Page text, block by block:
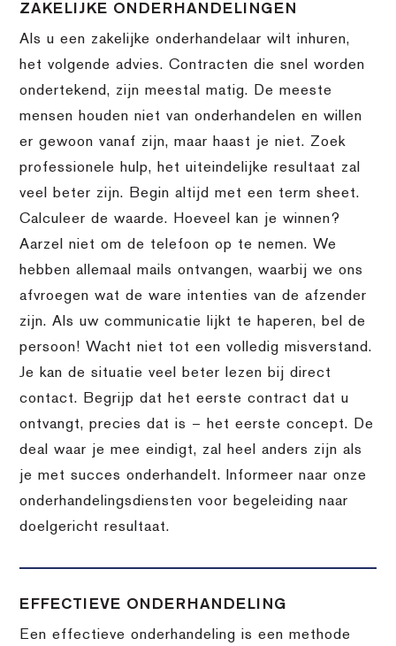
ZAKELIJKE ONDERHANDELINGEN
Als u een zakelijke onderhandelaar wilt inhuren,
het volgende advies. Contracten die snel worden
ondertekend, zijn meestal matig. De meeste
mensen houden niet van onderhandelen en willen
er gewoon vanaf zijn, maar haast je niet. Zoek
professionele hulp, het uiteindelijke resultaat zal
veel beter zijn. Begin altijd met een term sheet.
Calculeer de waarde. Hoeveel kan je winnen?
Aarzel niet om de telefoon op te nemen. We
hebben allemaal mails ontvangen, waarbij we ons
afvroegen wat de ware intenties van de afzender
zijn. Als uw communicatie lijkt te haperen, bel de
persoon! Wacht niet tot een volledig misverstand.
Je kan de situatie veel beter lezen bij direct
contact. Begrijp dat het eerste contract dat u
ontvangt, precies dat is – het eerste concept. De
deal waar je mee eindigt, zal heel anders zijn als
je met succes onderhandelt. Informeer naar onze
onderhandelingsdiensten voor begeleiding naar
doelgericht resultaat.
EFFECTIEVE ONDERHANDELING
Een effectieve onderhandeling is een methode